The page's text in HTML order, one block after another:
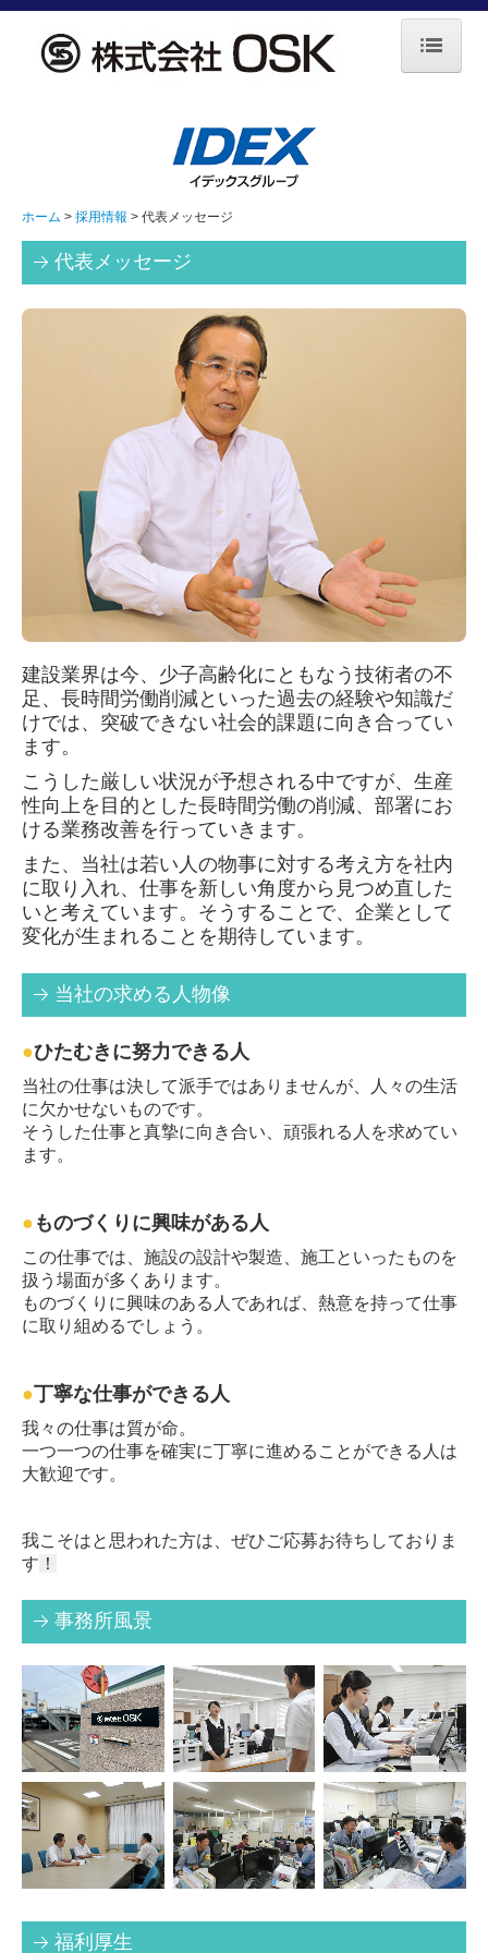
エネルギー設備
水門・その他
お問合せ
ホーム 採用情報 代表メッセージ
代表メッセージ
建設業界は今、少子高齢化にともなう技術者の不
足、長時間労働削減といった過去の経験や知識だ
けでは、突破できない社会的課題に向き合ってい
ます。
こうした厳しい状況が予想される中ですが、生産
性向上を目的とした長時間労働の削減、部署にお
ける業務改善を行っていきます。
また、当社は若い人の物事に対する考え方を社内
に取り入れ、仕事を新しい角度から見つめ直した
いと考えています。そうすることで、企業として
変化が生まれることを期待しています。
当社の求める人物像
●ひたむきに努力できる人
当社の仕事は決して派手ではありませんが、人々の生活
に欠かせないものです。
そうした仕事と真摯に向き合い、頑張れる人を求めてい
ます。
● ものづくりに興味がある人
この仕事では、施設の設計や製造、施工といったものを
扱う場面が多くあります。
ものづくりに興味のある人であれば、熱意を持って仕事
に取り組めるでしょう。
●丁寧な仕事ができる人
我々の仕事は質が命。
一つ一つの仕事を確実に丁寧に進めることができる人は
大歓迎です。
我こそはと思われた方は、ぜひご応募お待ちしておりま
す ！
事務所風景
福利厚生